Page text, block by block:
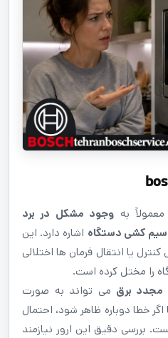
وجود مشکل در برد
سیم کشی دستگاه اشاره دارد. این
یا انتقال فرمان ها اختلالی
را مختل کرده است.
برق می تواند به صورت
خطا دوباره ظاهر شود، احتمال
بررسی دقیق این ارور نیازمند